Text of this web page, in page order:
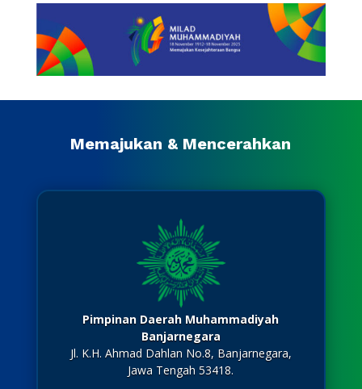
Memajukan & Mencerahkan
Pimpinan Daerah Muhammadiyah
Banjarnegara
Jl. K.H. Ahmad Dahlan No.8, Banjarnegara,
Jawa Tengah 53418.